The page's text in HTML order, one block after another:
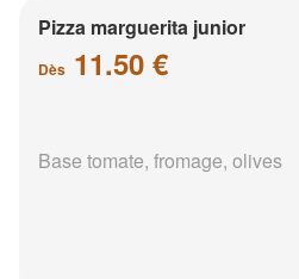
Pizza marguerita junior
Dès 11.50 €
Base tomate, fromage, olives